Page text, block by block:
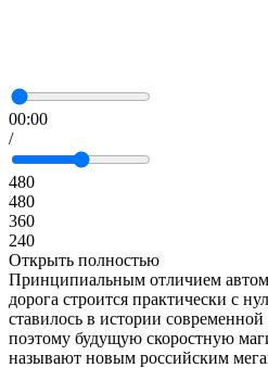
00:00
/
480
480
360
240
Открыть полностью
Принципиальным отличием
дорога строится практически с
ставилось в истории
поэтому будущую скоростную
называют новым российским